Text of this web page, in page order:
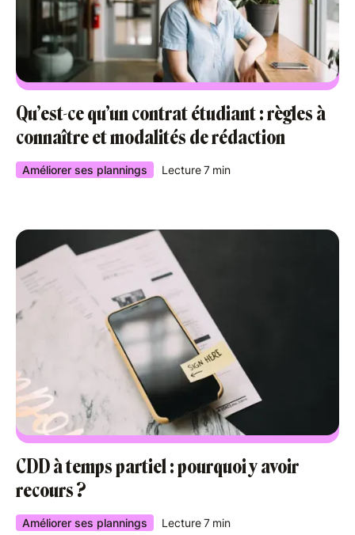
Qu’est-ce qu’un contrat étudiant : règles à
connaître et modalités de rédaction
Améliorer ses plannings Lecture7 min
CDD à temps partiel : pourquoi y avoir
recours ?
Améliorer ses plannings Lecture7 min